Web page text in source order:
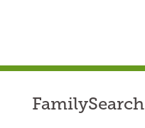
FamilySearch